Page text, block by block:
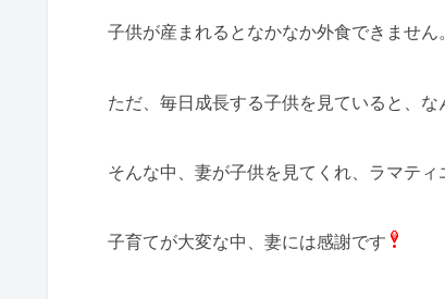
子供が産まれるとなかなか外食できません。
ただ、毎日成長する子供を見ていると、
そんな中、妻が子供を見てくれ、ラマティ
子育てが大変な中、妻には感謝です